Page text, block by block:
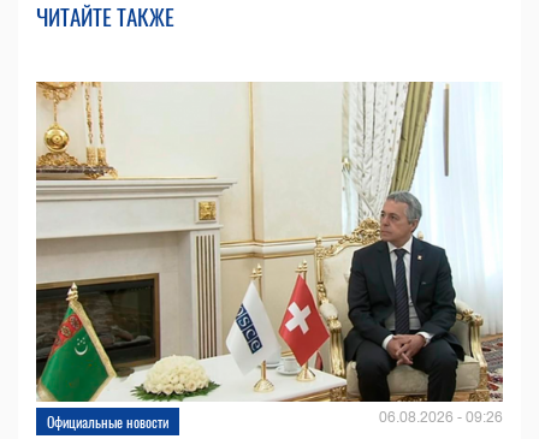
ЧИТАЙТЕ ТАКЖЕ
Официальные новости 06.08.2026 - 09:26